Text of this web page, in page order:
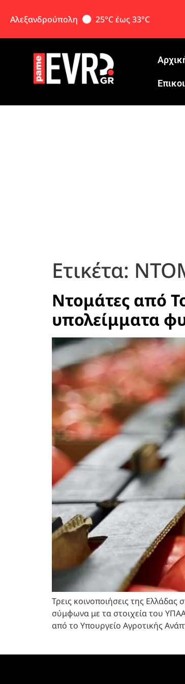
Αλεξανδρούπολη 25°C έως 33°C
Ετικέτα:
Ντομάτες από
υπολείμματα
Τρεις κοινοποιήσεις της
σύμφωνα με τα στοιχεία του
από το Υπουργείο Αγροτικής